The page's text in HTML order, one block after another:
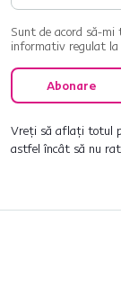
Sunt de acord să-
informativ regulat
Abonare
Vreți să aflați totul
astfel încât să nu